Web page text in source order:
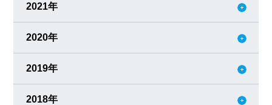
2021年
2020年
2019年
2018年